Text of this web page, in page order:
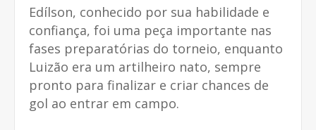
Edílson, conhecido por sua habilidade e
confiança, foi uma peça importante nas
fases preparatórias do torneio, enquanto
Luizão era um artilheiro nato, sempre
pronto para finalizar e criar chances de
gol ao entrar em campo.